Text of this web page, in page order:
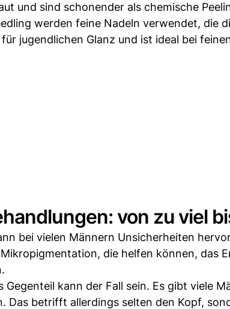
und sind schonender als chemische
werden feine Nadeln verwendet, die
jugendlichen Glanz und ist ideal bei
von zu viel
bei vielen Männern Unsicherheiten
die helfen können, das
Gegenteil kann der Fall sein. Es gibt viele
Das betrifft allerdings selten den Kopf,